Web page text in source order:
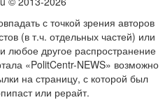
с точкой зрения авторов
(в т.ч. отдельных частей) или
любое другое распространение
«PolitCentr-NEWS» возможно
на страницу, с которой был
или рерайт.